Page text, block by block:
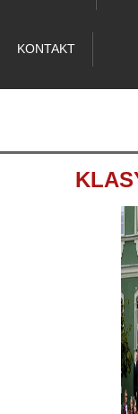
KONTAKT